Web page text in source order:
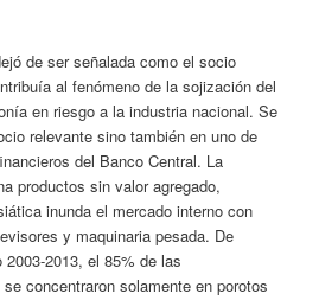
de ser señalada como el socio
al fenómeno de la sojización del
en riesgo a la industria nacional. Se
relevante sino también en uno de
del Banco Central. La
productos sin valor agregado,
inunda el mercado interno con
y maquinaria pesada. De
2013, el 85% de las
concentraron solamente en porotos